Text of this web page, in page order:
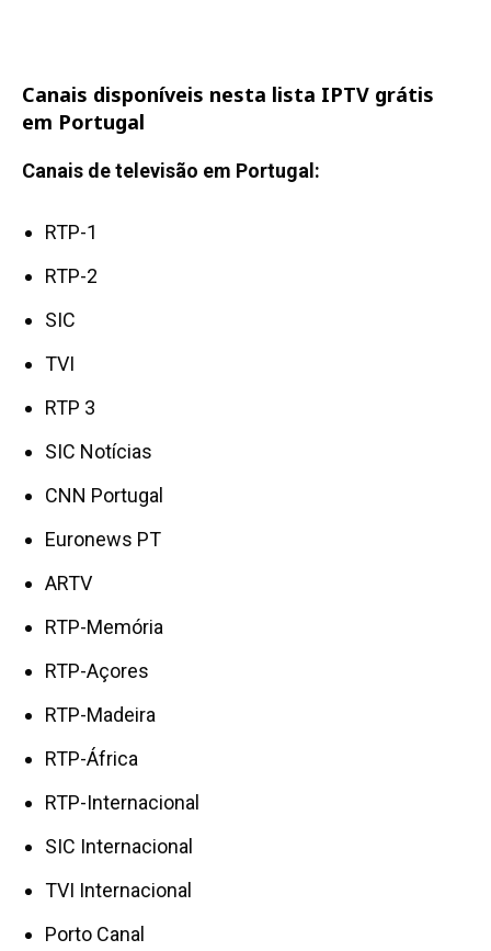
Canais disponíveis nesta lista IPTV grátis
em Portugal
Canais de televisão em Portugal:
RTP-1
RTP-2
SIC
TVI
RTP 3
SIC Notícias
CNN Portugal
Euronews PT
ARTV
RTP-Memória
RTP-Açores
RTP-Madeira
RTP-África
RTP-Internacional
SIC Internacional
TVI Internacional
Porto Canal